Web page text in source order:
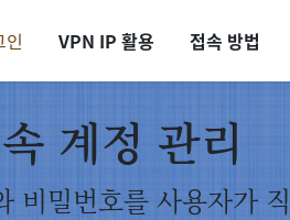
인 VPN IP 활용 접속 방법
계정 관리
밀번호를 사용자가